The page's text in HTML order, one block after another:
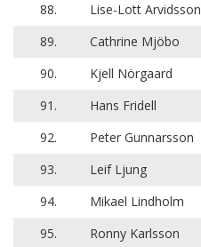
88.
Lise-Lott Arvidsson
89.
Cathrine Mjöbo
90.
Kjell Nörgaard
91.
Hans Fridell
92.
Peter Gunnarsson
93.
Leif Ljung
94.
Mikael Lindholm
95.
Ronny Karlsson